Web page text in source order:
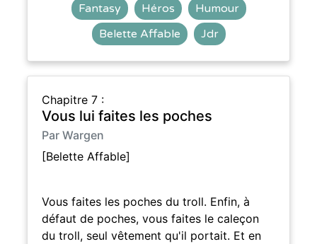
Fantasy Héros
Humour
Belette Affable
Jdr
Chapitre 7 :
Vous lui faites les poches
Par Wargen
[Belette Affable]
Vous faites les poches du troll. Enfin, à
défaut de poches, vous faites le caleçon
du troll, seul vêtement qu'il portait. Et en